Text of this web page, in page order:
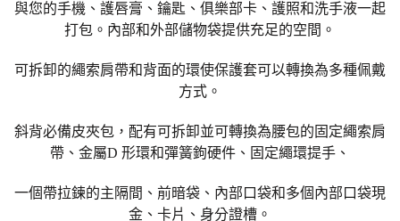
與您的手機、護唇膏、鑰匙、俱樂部卡、護照和洗手液一起
打包。內部和外部儲物袋提供充足的空間。
可拆卸的繩索肩帶和背面的環使保護套可以轉換為多種佩戴
方式。
斜背必備皮夾包，配有可拆卸並可轉換為腰包的固定繩索肩
帶、金屬D 形環和彈簧鉤硬件、固定繩環提手、
一個帶拉鍊的主隔間、前暗袋、內部口袋和多個內部口袋現
金、卡片、身分證槽。